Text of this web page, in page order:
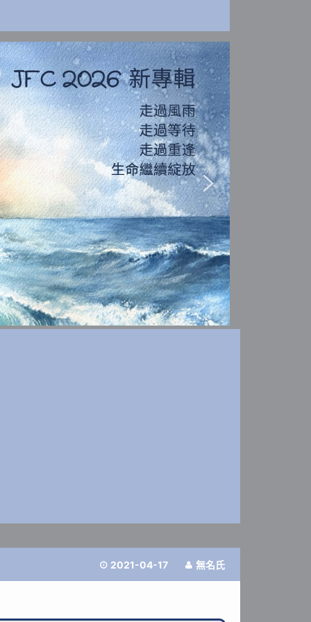
 2021-04-17  無名氏